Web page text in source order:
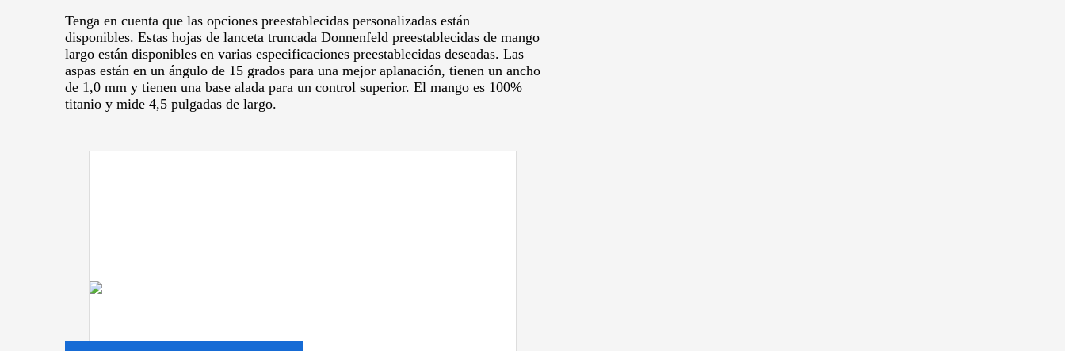
Tenga en cuenta que las opciones preestablecidas personalizadas están
disponibles. Estas hojas de lanceta truncada Donnenfeld preestablecidas de mango
largo están disponibles en varias especificaciones preestablecidas deseadas. Las
aspas están en un ángulo de 15 grados para una mejor aplanación, tienen un ancho
de 1,0 mm y tienen una base alada para un control superior. El mango es 100%
titanio y mide 4,5 pulgadas de largo.